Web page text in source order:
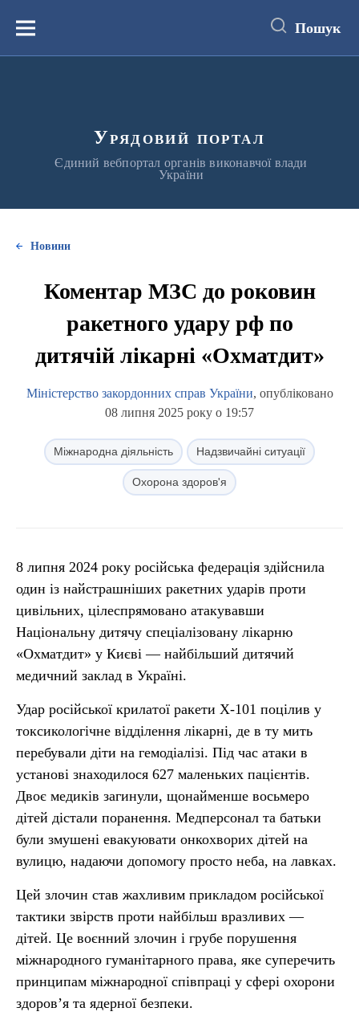
вмістуМеню Пошук
Урядовий портал
Єдиний вебпортал органів виконавчої влади
України
Новини
Коментар МЗС до роковин
ракетного удару рф по
дитячій лікарні «Охматдит»
Міністерство закордонних справ України, опубліковано
08 липня 2025 року о 19:57
Міжнародна діяльність Надзвичайні ситуації
Охорона здоров'я
8 липня 2024 року російська федерація здійснила
один із найстрашніших ракетних ударів проти
цивільних, цілеспрямовано атакувавши
Національну дитячу спеціалізовану лікарню
«Охматдит» у Києві — найбільший дитячий
медичний заклад в Україні.
Удар російської крилатої ракети Х-101 поцілив у
токсикологічне відділення лікарні, де в ту мить
перебували діти на гемодіалізі. Під час атаки в
установі знаходилося 627 маленьких пацієнтів.
Двоє медиків загинули, щонайменше восьмеро
дітей дістали поранення. Медперсонал та батьки
були змушені евакуювати онкохворих дітей на
вулицю, надаючи допомогу просто неба, на лавках.
Цей злочин став жахливим прикладом російської
тактики звірств проти найбільш вразливих —
дітей. Це воєнний злочин і грубе порушення
міжнародного гуманітарного права, яке суперечить
принципам міжнародної співпраці у сфері охорони
здоров’я та ядерної безпеки.